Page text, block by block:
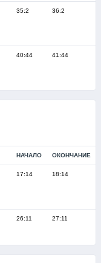
35:2 36:2
40:44 41:44
НАЧАЛО ОКОНЧАНИЕ
17:14 18:14
26:11 27:11